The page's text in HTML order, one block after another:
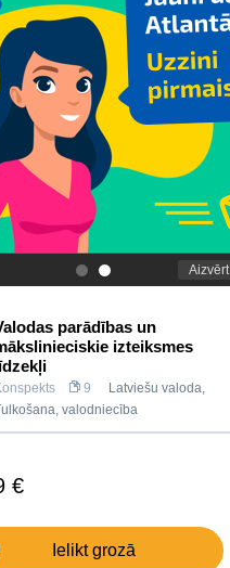
. Aizvērt
parādības un
izteiksmes
9 Latviešu valoda,
valodniecība
€
Ielikt grozā